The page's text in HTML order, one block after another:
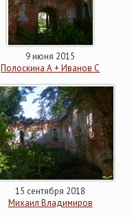
9 июня 2015
Полоскина А + Иванов С
15 сентября 2018
Михаил Владимиров